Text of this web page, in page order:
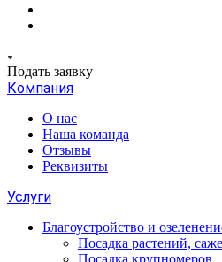
Подать заявку
Компания
О нас
Наша команда
Отзывы
Реквизиты
Услуги
Благоустройство и
Посадка растений,
Посадка крупномеров